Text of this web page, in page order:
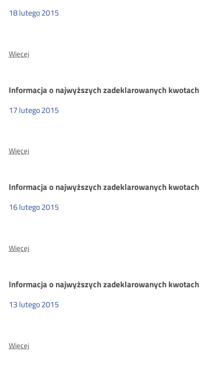
LTE kwotach
18lutego2015
WięcejO:
najwyższych
zadeklarowanych
kwotach
Informacja o najwyższych zadeklarowanych kwotach
17 lutego2015
WięcejO:
najwyższych
zadeklarowanych
kwotach
Informacja o najwyższych zadeklarowanych kwotach
16lutego2015
WięcejO:
najwyższych
zadeklarowanych
kwotach
Informacja o najwyższych zadeklarowanych kwotach
13 lutego2015
WięcejO: